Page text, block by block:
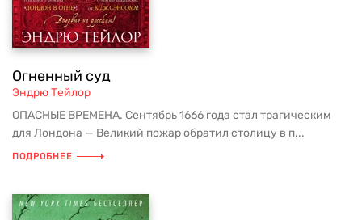
Огненный суд
Эндрю Тейлор
ОПАСНЫЕ ВРЕМЕНА. Сентябрь 1666 года стал трагическим
для Лондона — Великий пожар обратил столицу в п...
ПОДРОБНЕЕ